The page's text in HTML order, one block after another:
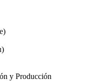
y Producción